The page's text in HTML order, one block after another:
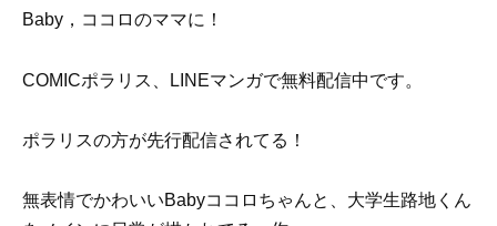
Baby，ココロのママに！
COMICポラリス、LINEマンガで無料配信中です。
ポラリスの方が先行配信されてる！
無表情でかわいいBabyココロちゃんと、大学生路地くん